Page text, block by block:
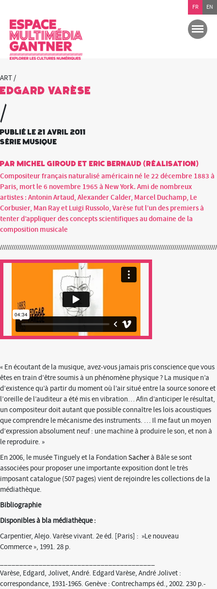
ART /
Edgard Varèse
/
Publié le 21 avril 2011
Série Musique
par Michel Giroud et Eric Bernaud (réalisation)
Compositeur français naturalisé américain né le 22 décembre 1883 à
Paris, mort le 6 novembre 1965 à New York. Ami de nombreux
artistes : Antonin Artaud, Alexander Calder, Marcel Duchamp, Le
Corbusier, Man Ray et Luigi Russolo, Varèse fut l’un des premiers à
tenter d’appliquer des concepts scientifiques au domaine de la
composition musicale
« En écoutant de la musique, avez-vous jamais pris conscience que vous
êtes en train d’être soumis à un phénomène physique ? La musique n’a
d’existence qu’à partir du moment où l’air situé entre la source sonore et
l’oreille de l’auditeur a été mis en vibration… Afin d’anticiper le résultat,
un compositeur doit autant que possible connaître les lois acoustiques
que comprendre le mécanisme des instruments. … Il me faut un moyen
d’expression absolument neuf : une machine à produire le son, et non à
le reproduire. »
En 2006, le musée Tinguely et la Fondation Sacherà Bâle se sont
associées pour proposer une importante exposition dont le très
imposant catalogue (507 pages) vient de rejoindre les collections de la
médiathèque.
Bibliographie
Disponibles à bla médiathèque :
Carpentier, Alejo. Varèse vivant. 2e éd. [Paris] : »Le nouveau
Commerce », 1991. 28 p.
Varèse, Edgard, Jolivet, André. Edgard Varèse, André Jolivet :
correspondance, 1931-1965. Genève : Contrechamps éd., 2002. 230 p.-
FR EN